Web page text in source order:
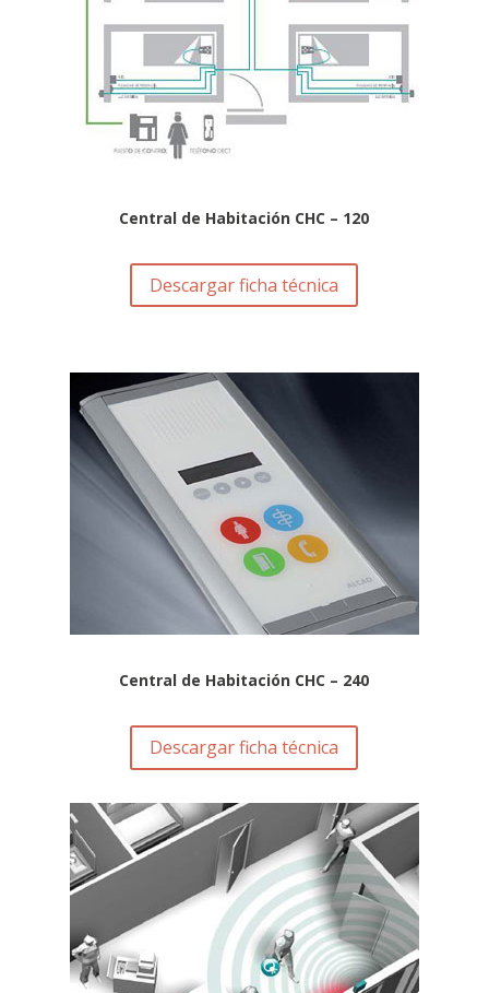
Central de Habitación CHC – 120
Descargar ficha técnica
Central de Habitación CHC – 240
Descargar ficha técnica